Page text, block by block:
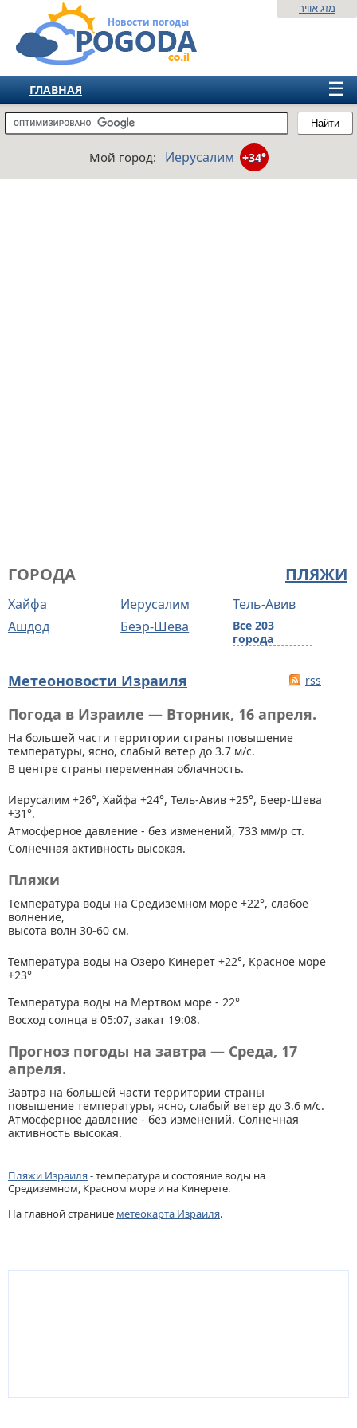
Новости погоды
Найти
מזג אוויר
☰
ГЛАВНАЯ
ИЗРАИЛЬ
ЕВРОПА
Мой город: Иерусалим +34°
ПЛЯЖИ
ГОРОДА
Хайфа Иерусалим
Тель-Авив
Ашдод
Беэр-Шева
Все 203
города
Метеоновости Израиля rss
Погода в Израиле — Вторник, 16 апреля.
На большей части территории страны повышение
температуры, ясно, слабый ветер до 3.7 м/с.
В центре страны переменная облачность.
Иерусалим +26°, Хайфа +24°, Тель-Авив +25°, Беер-Шева
+31°.
Атмосферное давление - без изменений, 733 мм/р ст.
Солнечная активность высокая.
Пляжи
Температура воды на Средиземном море +22°, слабое
волнение,
высота волн 30-60 см.
Температура воды на Озеро Кинерет +22°, Красное море
+23°
Температура воды на Мертвом море - 22°
Восход солнца в 05:07, закат 19:08.
Прогноз погоды на завтра — Среда, 17
апреля.
Завтра на большей части территории страны
повышение температуры, ясно, слабый ветер до 3.6 м/с.
Атмосферное давление - без изменений. Солнечная
активность высокая.
Пляжи Израиля- температура и состояние воды на
Средиземном, Красном море и на Кинерете.
На главной странице метеокарта Израиля.